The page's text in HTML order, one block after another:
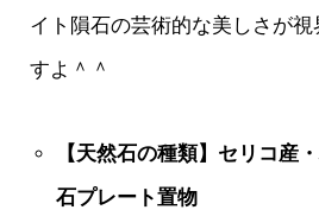
イト隕石の芸術的な美しさが視
すよ＾＾
【天然石の種類】セリコ産
石プレート置物